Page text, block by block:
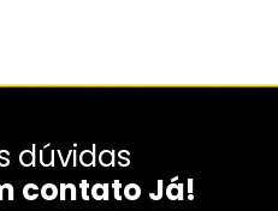
dúvidas
contato Já!